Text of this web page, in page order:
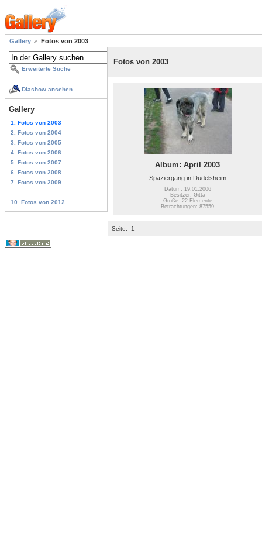
Gallery Fotos von 2003
Erweiterte Suche
Diashow ansehen
Gallery
1. Fotos von 2003
2. Fotos von 2004
3. Fotos von 2005
4. Fotos von 2006
5. Fotos von 2007
6. Fotos von 2008
7. Fotos von 2009
10. Fotos von 2012
Fotos von 2003
Album: April 2003
Spaziergang in Düdelsheim
Datum: 19.01.2006
Besitzer: Gitta
Größe: 22 Elemente
Betrachtungen: 87559
Seite: 1